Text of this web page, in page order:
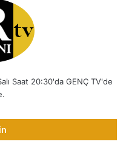
Saat 20:30'da GENÇ TV'de